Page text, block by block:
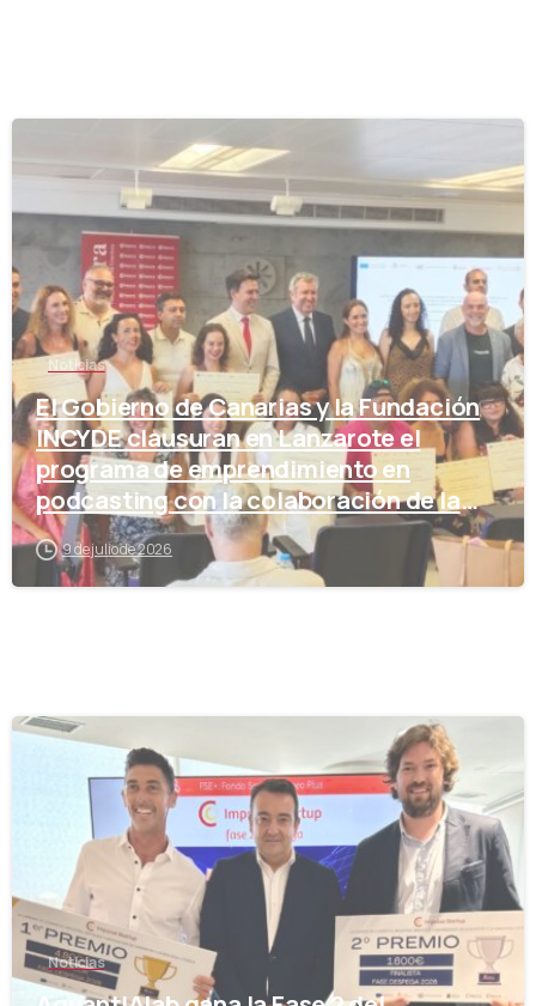
Noticias
El Gobierno de Canarias y la Fundación
INCYDE clausuran en Lanzarote el
programa de emprendimiento en
podcasting con la colaboración de la
Cámara de Comercio
9 de julio de 2026
Noticias